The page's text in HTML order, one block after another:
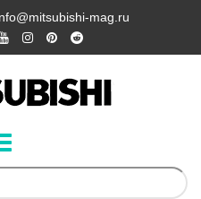
mag.ru